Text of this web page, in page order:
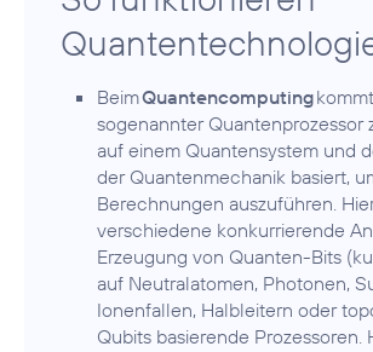
BeimQuantencomputing
sogenannter Quantenprozessor
auf einem Quantensystem und
der Quantenmechanik basiert,
Berechnungen auszuführen.
verschiedene konkurrierende
Erzeugung von Quanten-Bits
auf Neutralatomen, Photonen,
Ionenfallen, Halbleitern oder
Qubits basierende Prozessoren.